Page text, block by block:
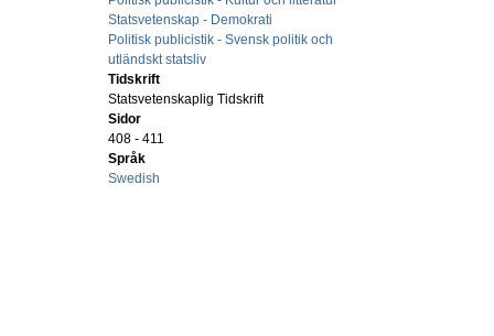
Statsvetenskap - Demokrati
Politisk publicistik - Svensk politik och
utländskt statsliv
Tidskrift
Statsvetenskaplig Tidskrift
Sidor
408 - 411
Språk
Swedish